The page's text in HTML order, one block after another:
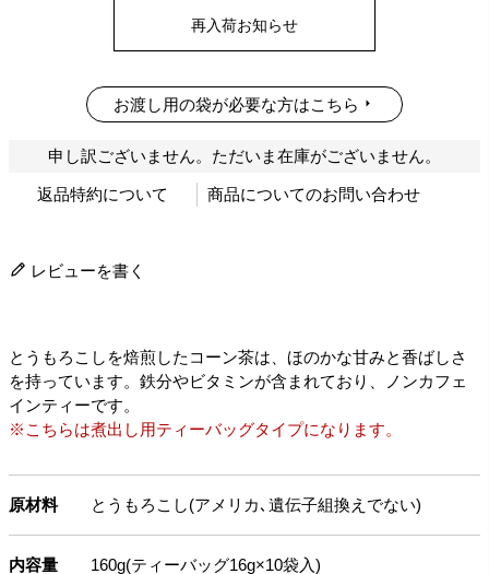
再入荷お知らせ
お渡し用の袋が必要な方はこちら
申し訳ございません。ただいま在庫がございません。
返品特約について 商品についてのお問い合わせ
レビューを書く
とうもろこしを焙煎したコーン茶は、ほのかな甘みと香ばしさ
を持っています。鉄分やビタミンが含まれており、ノンカフェ
インティーです。
※こちらは煮出し用ティーバッグタイプになります。
原材料 とうもろこし(アメリカ､遺伝子組換えでない)
内容量 160g(ティーバッグ16g×10袋入)